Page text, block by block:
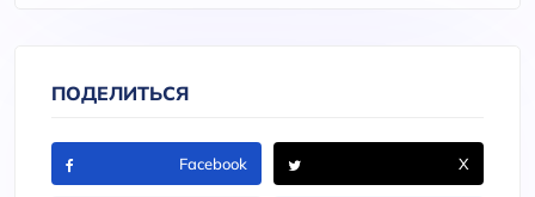
ПОДЕЛИТЬСЯ
Facebook X